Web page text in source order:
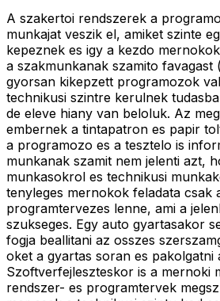
A szakertoi rendszerek a
munkajat veszik el, amiket szinte
kepeznek es igy a kezdo
a szakmunkanak szamito favagast
gyorsan kikepzett programozok
technikusi szintre kerulnek
de eleve hiany van beloluk. Az
embernek a tintapatron es papir
a programozo es a tesztelo is
munkanak szamit nem jelenti azt,
munkasokrol es technikusi
tenyleges mernokok feladata csak
programtervezes lenne, ami a
szukseges. Egy auto gyartasakor
fogja beallitani az osszes
oket a gyartas soran es pakolgatni
Szoftverfejleszteskor is a mernoki
rendszer- es programtervek